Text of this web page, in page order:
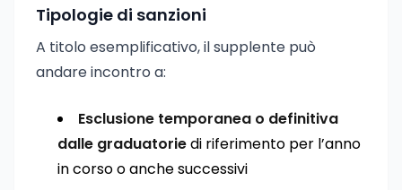
Tipologie di sanzioni
A titolo esemplificativo, il supplente può
andare incontro a:
Esclusione temporanea o definitiva
dalle graduatoriedi riferimento per l’anno
in corso o anche successivi